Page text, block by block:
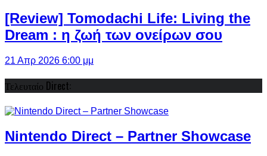
[Review] Tomodachi Life: Living the
Dream : η ζωή των ονείρων σου
21 Απρ 2026 6:00 μμ
Τελευταίο Direct:
Nintendo Direct – Partner Showcase